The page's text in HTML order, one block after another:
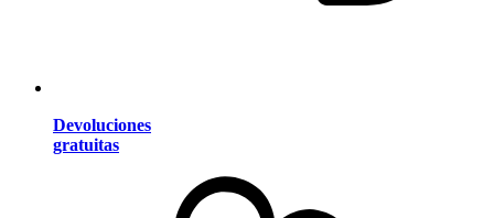
Devoluciones
gratuitas